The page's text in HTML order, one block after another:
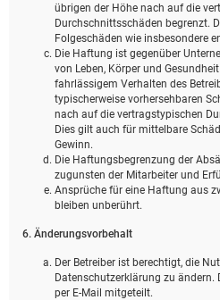
übrigen der Höhe nach auf die
Durchschnittsschäden begrenzt.
Folgeschäden wie insbesondere
Die Haftung ist gegenüber
von Leben, Körper und
fahrlässigem Verhalten des
typischerweise vorhersehbaren
nach auf die vertragstypischen
Dies gilt auch für mittelbare
Gewinn.
Die Haftungsbegrenzung der
zugunsten der Mitarbeiter und
Ansprüche für eine Haftung aus
bleiben unberührt.
6. Änderungsvorbehalt
Der Betreiber ist berechtigt, die
Datenschutzerklärung zu ändern.
per E-Mail mitgeteilt.